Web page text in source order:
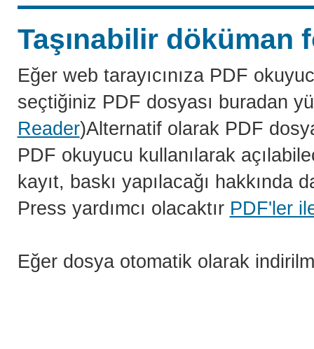
Taşınabilir döküman
Eğer web tarayıcınıza PDF
seçtiğiniz PDF dosyası buradan
Reader)Alternatif olarak PDF
PDF okuyucu kullanılarak
kayıt, baskı yapılacağı
Press yardımcı olacaktır PDF'ler
Eğer dosya otomatik olarak